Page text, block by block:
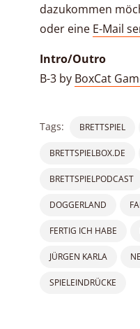
dazukommen
oder eine E-Mail
Intro/Outro
B-3 by BoxCat
Tags: BRETTSPIEL
BRETTSPIELBOX.DE
BRETTSPIELPODCAST
DOGGERLAND
FERTIG ICH HABE
JÜRGEN KARLA
SPIELEINDRÜCKE